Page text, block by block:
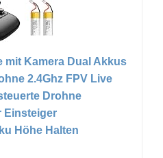
mit Kamera Dual Akkus
2.4Ghz FPV Live
Drohne
Einsteiger
Höhe Halten